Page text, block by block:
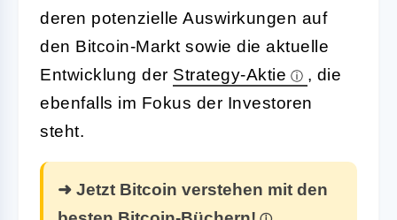
deren potenzielle Auswirkungen auf
den Bitcoin-Markt sowie die aktuelle
Entwicklung der Strategy-Aktie
, die
ebenfalls im Fokus der Investoren
steht.
➜ Jetzt Bitcoin verstehen mit den